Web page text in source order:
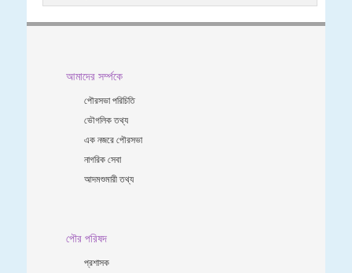
আমাদের সর্ম্পকে
পৌরসভা পরিচিতি
ভৌগলিক তথ্য
এক নজরে পৌরসভা
নাগরিক সেবা
আদমশুমারী তথ্য
পৌর পরিষদ
প্রশাসক